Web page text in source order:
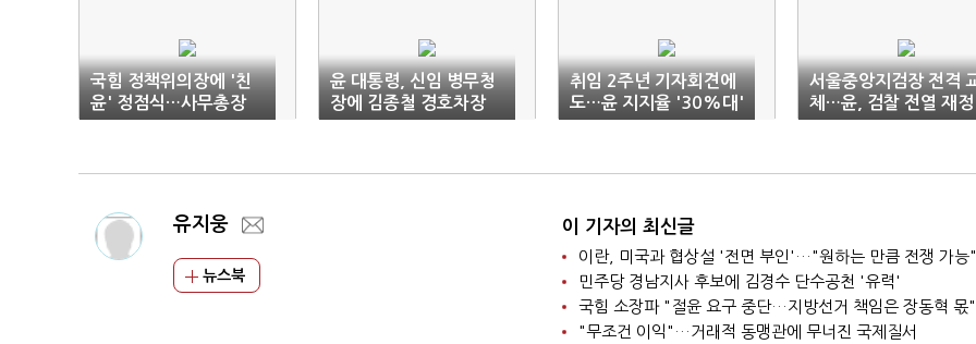
국힘 정책위의장에 '친
윤' 정점식…사무총장
'성일종'
윤 대통령, 신임 병무청
장에 김종철 경호차장
임명
취임 2주년 기자회견에
도…윤 지지율 '30%대'
횡보
서울중앙지검장 전격
체…윤, 검찰 전열 재정
비
유지웅
뉴스북
이 기자의 최신글
이란, 미국과 협상설 '전면 부인'…"원하는 만큼 전쟁 가능"
민주당 경남지사 후보에 김경수 단수공천 '유력'
국힘 소장파 "절윤 요구 중단…지방선거 책임은 장동혁 몫"
"무조건 이익"…거래적 동맹관에 무너진 국제질서